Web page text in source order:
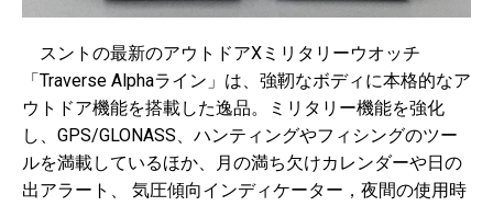
スントの最新のアウトドアXミリタリーウオッチ
「Traverse Alphaライン」は、強靭なボディに本格的なア
ウトドア機能を搭載した逸品。ミリタリー機能を強化
し、GPS/GLONASS、ハンティングやフィシングのツー
ルを満載しているほか、月の満ち欠けカレンダーや日の
出アラート、 気圧傾向インディケーター，夜間の使用時